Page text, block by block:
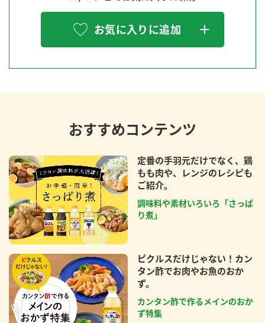
お気に入りに追加
おすすめコンテンツ
定番の手羽元だけでなく、鶏
もも肉や、レンジのレシピも
ご紹介。
調味料や素材いろいろ「さっぱ
り煮」
ピクルスだけじゃない！カン
タン酢でお肉やお魚のおか
ず。
カンタン酢で作るメインのおか
ず特集